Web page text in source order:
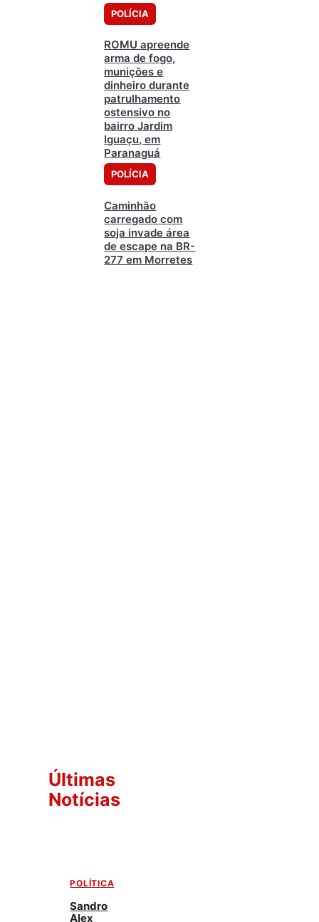
POLÍCIA
ROMU apreende
arma de fogo,
munições e
dinheiro durante
patrulhamento
ostensivo no
bairro Jardim
Iguaçu, em
Paranaguá
POLÍCIA
Caminhão
carregado com
soja invade área
de escape na BR-
277 em Morretes
Últimas
Notícias
POLÍTICA
Sandro
Alex